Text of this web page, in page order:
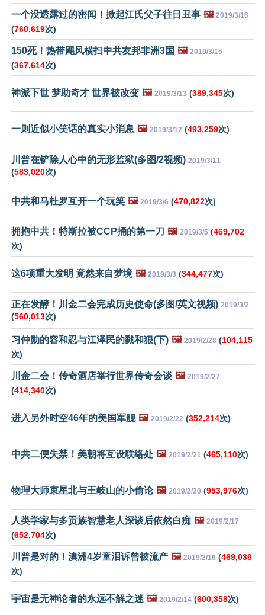
一个没透露过的密闻！掀起江氏父子往日丑事 🖼️ 2019/3/16
(760,619次)
150死！热带飓风横扫中共友邦非洲3国 🖼️ 2019/3/15
(367,614次)
神派下世 梦助奇才 世界被改变 🖼️ 2019/3/13 (389,345次)
一则近似小笑话的真实小消息 🖼️ 2019/3/12 (493,259次)
川普在铲除人心中的无形监狱(多图/2视频) 2019/3/11
(583,020次)
中共和马杜罗互开一个玩笑 🖼️ 2019/3/6 (470,822次)
拥抱中共！特斯拉被CCP捅的第一刀 🖼️ 2019/3/5 (469,702
次)
这6项重大发明 竟然来自梦境 🖼️ 2019/3/3 (344,477次)
正在发酵！川金二会完成历史使命(多图/英文视频) 2019/3/2
(560,013次)
习仲勋的容和忍与江泽民的戮和狠(下) 🖼️ 2019/2/28 (104,115
次)
川金二会！传奇酒店举行世界传奇会谈 🖼️ 2019/2/27
(414,340次)
进入另外时空46年的美国军舰 🖼️ 2019/2/22 (352,214次)
中共二便失禁！美朝将互设联络处 🖼️ 2019/2/21 (465,110次)
物理大师束星北与王岐山的小偷论 🖼️ 2019/2/20 (953,976次)
人类学家与多贡族智慧老人深谈后依然白痴 🖼️ 2019/2/17
(652,704次)
川普是对的！澳洲4岁童泪诉曾被流产 🖼️ 2019/2/16 (469,036
次)
宇宙是无神论者的永远不解之迷 🖼️ 2019/2/14 (600,358次)